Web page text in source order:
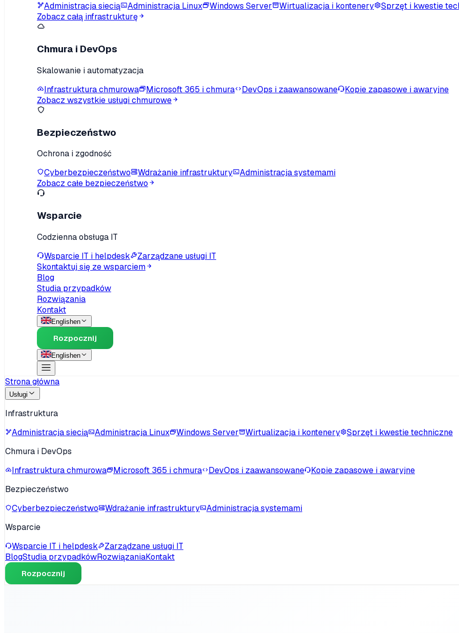
Administracja siecią
Administracja Linux Windows Server Wirtualizacja i kontenery
Sprzęt i kwestie
Zobacz całą infrastrukturę
Chmura i DevOps
Skalowanie i automatyzacja
Infrastruktura chmurowa
Microsoft 365 i chmura DevOps i zaawansowane
Kopie zapasowe i awaryjne
Zobacz wszystkie usługi chmurowe
Bezpieczeństwo
Ochrona i zgodność
Cyberbezpieczeństwo
Wdrażanie infrastruktury
Administracja systemami
Zobacz całe bezpieczeństwo
Wsparcie
Codzienna obsługa IT
Wsparcie IT i helpdesk
Zarządzane usługi IT
Skontaktuj się ze wsparciem
Blog
Studia przypadków
Rozwiązania
Kontakt
Englishen
Rozpocznij
Englishen
Strona główna
Usługi
Infrastruktura
Administracja siecią
Administracja Linux Windows Server Wirtualizacja i kontenery
Sprzęt i kwestie techniczne
Chmura i DevOps
Infrastruktura chmurowa
Microsoft 365 i chmura DevOps i zaawansowane
Kopie zapasowe i awaryjne
Bezpieczeństwo
Cyberbezpieczeństwo
Wdrażanie infrastruktury
Administracja systemami
Wsparcie
Wsparcie IT i helpdesk
Zarządzane usługi IT
BlogStudia przypadkówRozwiązaniaKontakt
Rozpocznij